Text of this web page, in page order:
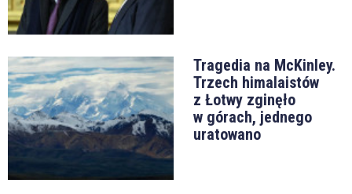
Tragedia na McKinley.
Trzech himalaistów
z Łotwy zginęło
w górach, jednego
uratowano